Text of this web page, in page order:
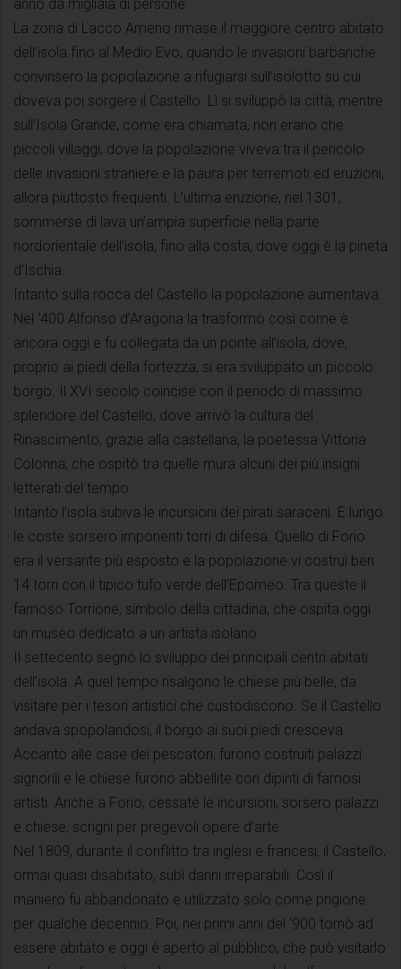
anno da migliaia di persone.
La zona di Lacco Ameno rimase il maggiore centro abitato
dell’isola fino al Medio Evo, quando le invasioni barbariche
convinsero la popolazione a rifugiarsi sull’isolotto su cui
doveva poi sorgere il Castello. Lì si sviluppò la città, mentre
sull’Isola Grande, come era chiamata, non erano che
piccoli villaggi, dove la popolazione viveva tra il pericolo
delle invasioni straniere e la paura per terremoti ed eruzioni,
allora piuttosto frequenti. L’ultima eruzione, nel 1301,
sommerse di lava un’ampia superficie nella parte
nordorientale dell’isola, fino alla costa, dove oggi è la pineta
d’Ischia.
Intanto sulla rocca del Castello la popolazione aumentava.
Nel ‘400 Alfonso d’Aragona la trasformò così come è
ancora oggi e fu collegata da un ponte all’isola, dove,
proprio ai piedi della fortezza, si era sviluppato un piccolo
borgo. Il XVI secolo coincise con il periodo di massimo
splendore del Castello, dove arrivò la cultura del
Rinascimento, grazie alla castellana, la poetessa Vittoria
Colonna, che ospitò tra quelle mura alcuni dei più insigni
letterati del tempo.
Intanto l’isola subiva le incursioni dei pirati saraceni. E lungo
le coste sorsero imponenti torri di difesa. Quello di Forio
era il versante più esposto e la popolazione vi costruì ben
14 torri con il tipico tufo verde dell’Epomeo. Tra queste il
famoso Torrione, simbolo della cittadina, che ospita oggi
un museo dedicato a un artista isolano.
Il settecento segnò lo sviluppo dei principali centri abitati
dell’isola. A quel tempo risalgono le chiese più belle, da
visitare per i tesori artistici che custodiscono. Se il Castello
andava spopolandosi, il borgo ai suoi piedi cresceva.
Accanto alle case dei pescatori, furono costruiti palazzi
signorili e le chiese furono abbellite con dipinti di famosi
artisti. Anche a Forio, cessate le incursioni, sorsero palazzi
e chiese, scrigni per pregevoli opere d’arte.
Nel 1809, durante il conflitto tra inglesi e francesi, il Castello,
ormai quasi disabitato, subì danni irreparabili. Così il
maniero fu abbandonato e utilizzato solo come prigione
per qualche decennio. Poi, nei primi anni del ‘900 tornò ad
essere abitato e oggi è aperto al pubblico, che può visitarlo